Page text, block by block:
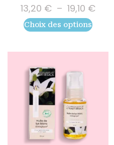
out of 5
13,20 € – 19,10 €Plage
Choix des options
options
peuvent
être
produit